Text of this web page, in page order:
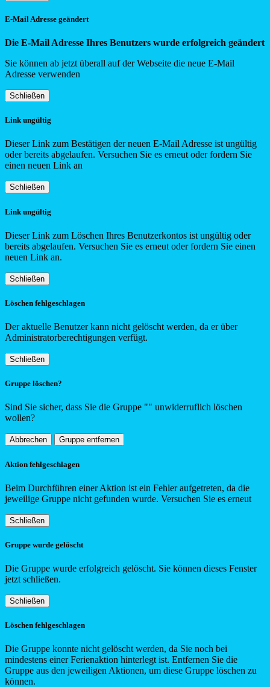
E-Mail Adresse geändert
Die E-Mail Adresse Ihres Benutzers wurde erfolgreich geändert
Sie können ab jetzt überall auf der Webseite die neue E-Mail
Adresse verwenden
Schließen
Link ungültig
Dieser Link zum Bestätigen der neuen E-Mail Adresse ist ungültig
oder bereits abgelaufen. Versuchen Sie es erneut oder fordern Sie
einen neuen Link an
Schließen
Link ungültig
Dieser Link zum Löschen Ihres Benutzerkontos ist ungültig oder
bereits abgelaufen. Versuchen Sie es erneut oder fordern Sie einen
neuen Link an.
Schließen
Löschen fehlgeschlagen
Der aktuelle Benutzer kann nicht gelöscht werden, da er über
Administratorberechtigungen verfügt.
Schließen
Gruppe löschen?
Sind Sie sicher, dass Sie die Gruppe "" unwiderruflich löschen
wollen?
Abbrechen Gruppe entfernen
Aktion fehlgeschlagen
Beim Durchführen einer Aktion ist ein Fehler aufgetreten, da die
jeweilige Gruppe nicht gefunden wurde. Versuchen Sie es erneut
Schließen
Gruppe wurde gelöscht
Die Gruppe wurde erfolgreich gelöscht. Sie können dieses Fenster
jetzt schließen.
Schließen
Löschen fehlgeschlagen
Die Gruppe konnte nicht gelöscht werden, da Sie noch bei
mindestens einer Ferienaktion hinterlegt ist. Entfernen Sie die
Gruppe aus den jeweiligen Aktionen, um diese Gruppe löschen zu
können.